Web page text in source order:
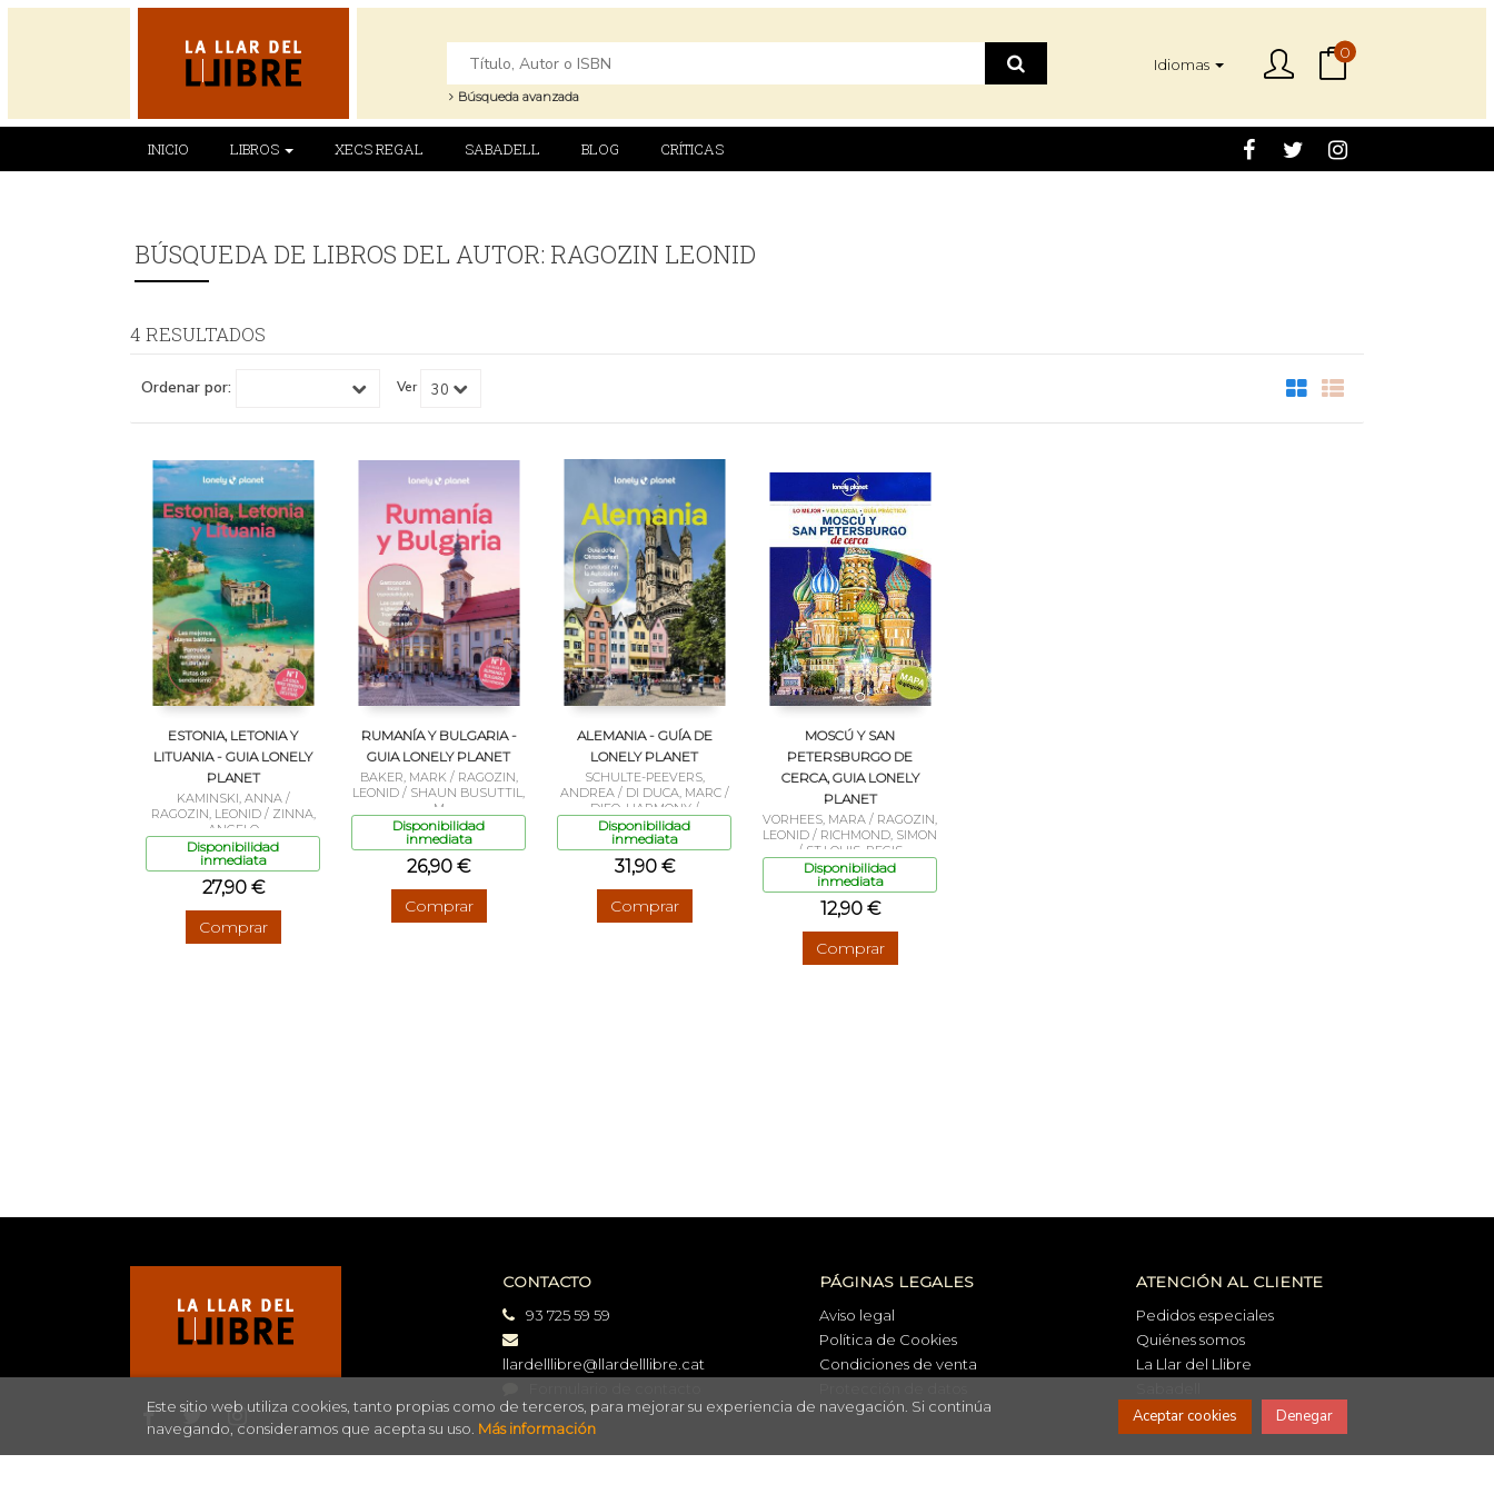
Búsqueda avanzada
Idiomas
0
INICIO LIBROS XECS REGAL SABADELL BLOG CRÍTICAS
BÚSQUEDA DE LIBROS DEL AUTOR: RAGOZIN LEONID
4 RESULTADOS
Ordenar por: Ver
ESTONIA, LETONIA Y
LITUANIA - GUIA LONELY
PLANET
KAMINSKI, ANNA /
RAGOZIN, LEONID / ZINNA,
ANGELO
Disponibilidad
inmediata
27,90 €
Comprar
RUMANÍA Y BULGARIA -
GUIA LONELY PLANET
BAKER, MARK / RAGOZIN,
LEONID / SHAUN BUSUTTIL,
M
Disponibilidad
inmediata
26,90 €
Comprar
ALEMANIA - GUÍA DE
LONELY PLANET
SCHULTE-PEEVERS,
ANDREA / DI DUCA, MARC /
DIFO, HARMONY /
HAYWOOD, ANTHONY /
MCNAUGHTAN, HUGH /
RAGOZIN, LEONID /
WOOLSEY, BARBARA /
BARBER, KAT
Disponibilidad
inmediata
31,90 €
Comprar
MOSCÚ Y SAN
PETERSBURGO DE
CERCA, GUIA LONELY
PLANET
VORHEES, MARA / RAGOZIN,
LEONID / RICHMOND, SIMON
/ ST.LOUIS, REGIS
Disponibilidad
inmediata
12,90 €
Comprar
CONTACTO
93 725 59 59
llardelllibre@llardelllibre.cat
PÁGINAS LEGALES
Aviso legal
Política de Cookies
Condiciones de venta
ATENCIÓN AL CLIENTE
Pedidos especiales
Quiénes somos
La Llar del Llibre
Este sitio web utiliza cookies, tanto propias como de terceros, para mejorar su experiencia de navegación. Si continúa
navegando, consideramos que acepta su uso. Más información
Aceptar cookies Denegar